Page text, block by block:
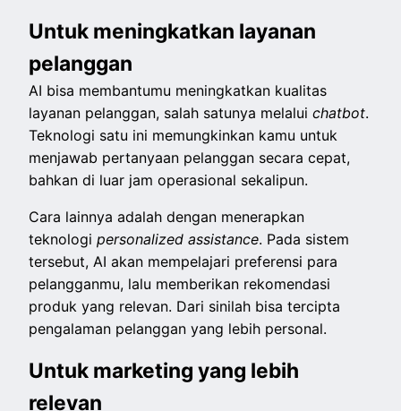
Untuk meningkatkan layanan
pelanggan
AI bisa membantumu meningkatkan kualitas
layanan pelanggan, salah satunya melaluichatbot.
Teknologi satu ini memungkinkan kamu untuk
menjawab pertanyaan pelanggan secara cepat,
bahkan di luar jam operasional sekalipun.
Cara lainnya adalah dengan menerapkan
teknologipersonalized assistance. Pada sistem
tersebut, AI akan mempelajari preferensi para
pelangganmu, lalu memberikan rekomendasi
produk yang relevan. Dari sinilah bisa tercipta
pengalaman pelanggan yang lebih personal.
Untuk marketing yang lebih
relevan